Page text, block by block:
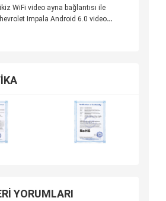
WiFi video ayna bağlantısı ile
Impala Android 6.0 video
YORUMLARI